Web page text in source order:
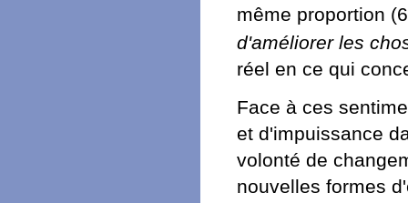
même proportion
d'améliorer les
réel en ce qui
Face à ces
et d'impuissance
volonté de
nouvelles formes